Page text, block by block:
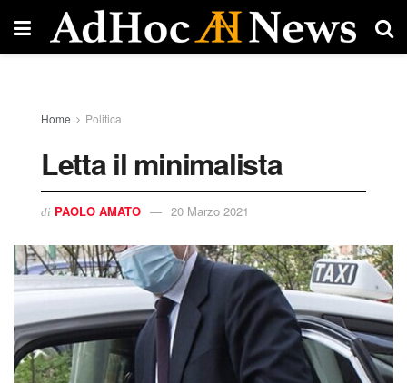
Home Politica
Letta il minimalista
di PAOLO AMATO 20 Marzo 2021